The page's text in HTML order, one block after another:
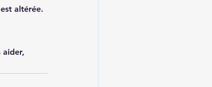
altérée.
aider,